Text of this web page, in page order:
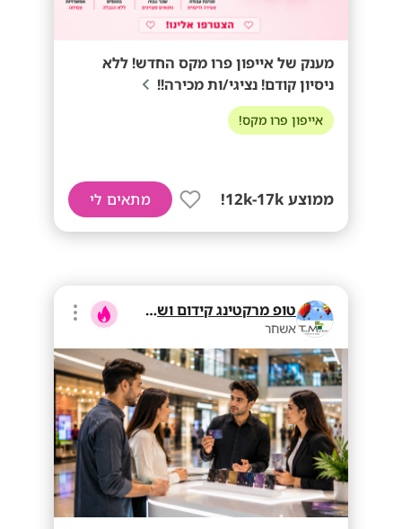
מענק של אייפון פרו מקס החדש! ללא
ניסיון קודם! נציגי/ות מכירה!!
אייפון פרו מקס!
ממוצע 12k-17k! מתאים לי
טופ מרקטינג קידום ושיווק בע"מ
אשחר